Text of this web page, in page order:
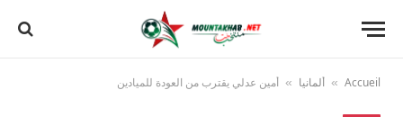
Accueil
» ألمانيا » أمين عدلي يقترب من العودة للميادين